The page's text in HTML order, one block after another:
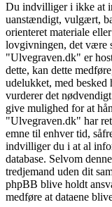
Du indvilliger i ikke at
uanstændigt, vulgært,
orienteret materiale
lovgivningen, det være
"Ulvegraven.dk" er
dette, kan dette
udelukket, med
vurderer det
give mulighed for at
"Ulvegraven.dk" har
emne til enhver tid,
indvilliger du i at al
database. Selvom
tredjemand uden dit
phpBB blive holdt
medføre at dataene